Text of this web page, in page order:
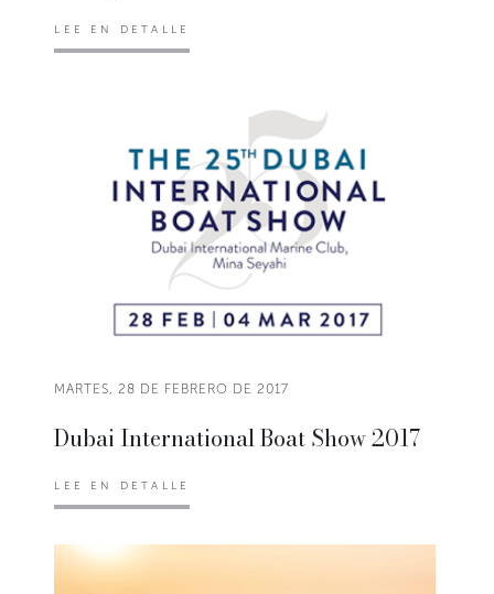
LEE EN DETALLE
MARTES, 28 DE FEBRERO DE 2017
Dubai International Boat Show 2017
LEE EN DETALLE